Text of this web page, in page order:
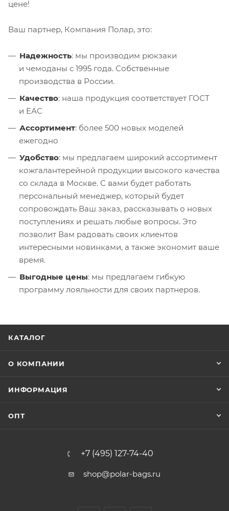
цене!
Ваш партнер, Компания Полар, это:
Надежность: мы производим рюкзаки
и чемоданы с 1995 года. Собственные
производства в России.
Качество: наша продукция соответствует ГОСТ
и ЕАС
Ассортимент: более 500 новых моделей
ежегодно
Удобство: мы предлагаем широкий ассортимент
кожгалантерейной продукции высокого качества
со склада в Москве. С вами будет работать
персональный менеджер, который будет
сопровождать Ваш заказ, рассказывать о новых
поступлениях и решать любые вопросы. Это
позволит Вам радовать своих клиентов
интересными новинками, а также экономит ваше
время.
Выгодные цены: мы предлагаем гибкую
программу лояльности для своих партнеров.
КАТАЛОГ
О КОМПАНИИ
ИНФОРМАЦИЯ
ОПТ
+7 (495) 127-74-40
shop@polar-bags.ru